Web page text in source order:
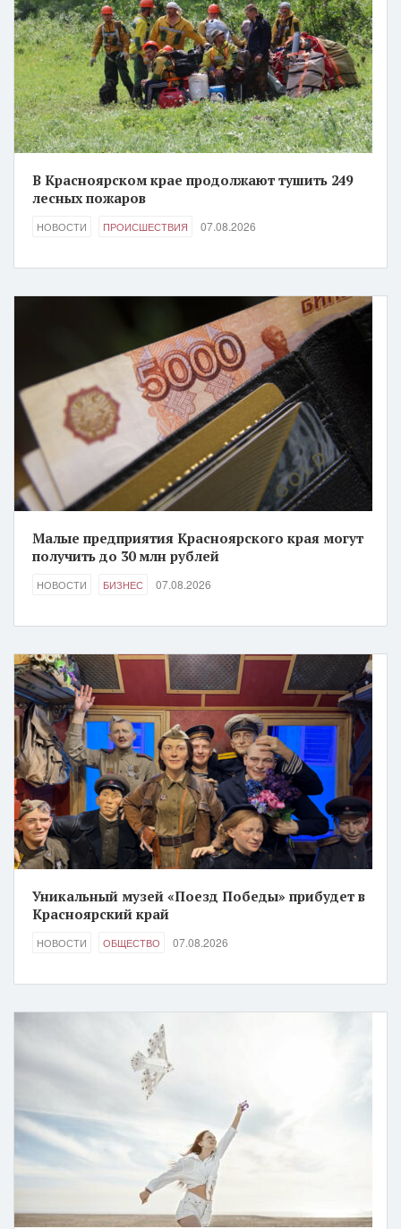
В Красноярском крае продолжают тушить 249
лесных пожаров
НОВОСТИ ПРОИСШЕСТВИЯ 07.08.2026
Малые предприятия Красноярского края могут
получить до 30 млн рублей
НОВОСТИ БИЗНЕС 07.08.2026
Уникальный музей «Поезд Победы» прибудет в
Красноярский край
НОВОСТИ ОБЩЕСТВО 07.08.2026